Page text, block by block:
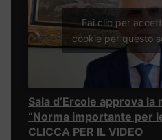
Fai clic per
cookie per questo
Sala d’Ercole approva
“Norma importante per
CLICCA PER IL VIDEO